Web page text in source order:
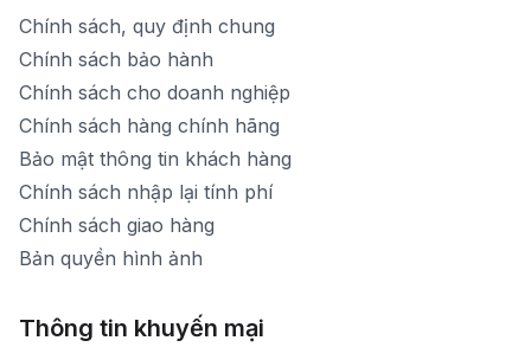
Chính sách, quy định chung
Chính sách bảo hành
Chính sách cho doanh nghiệp
Chính sách hàng chính hãng
Bảo mật thông tin khách hàng
Chính sách nhập lại tính phí
Chính sách giao hàng
Bản quyền hình ảnh
Thông tin khuyến mại